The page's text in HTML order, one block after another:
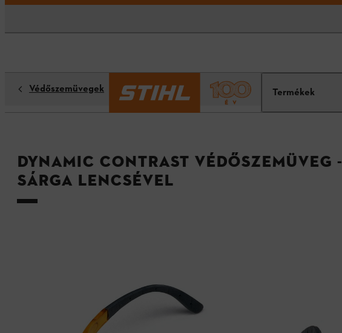
Termékek
Védőszemüvegek
DYNAMIC CONTRAST védőszemüveg -
sárga lencsével